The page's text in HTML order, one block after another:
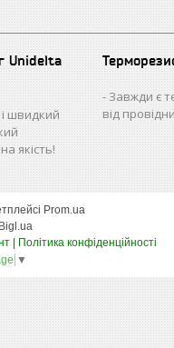
Unidelta
швидкий
якість!
Завжди є
від
Prom.ua
Політика конфіденційності
▼